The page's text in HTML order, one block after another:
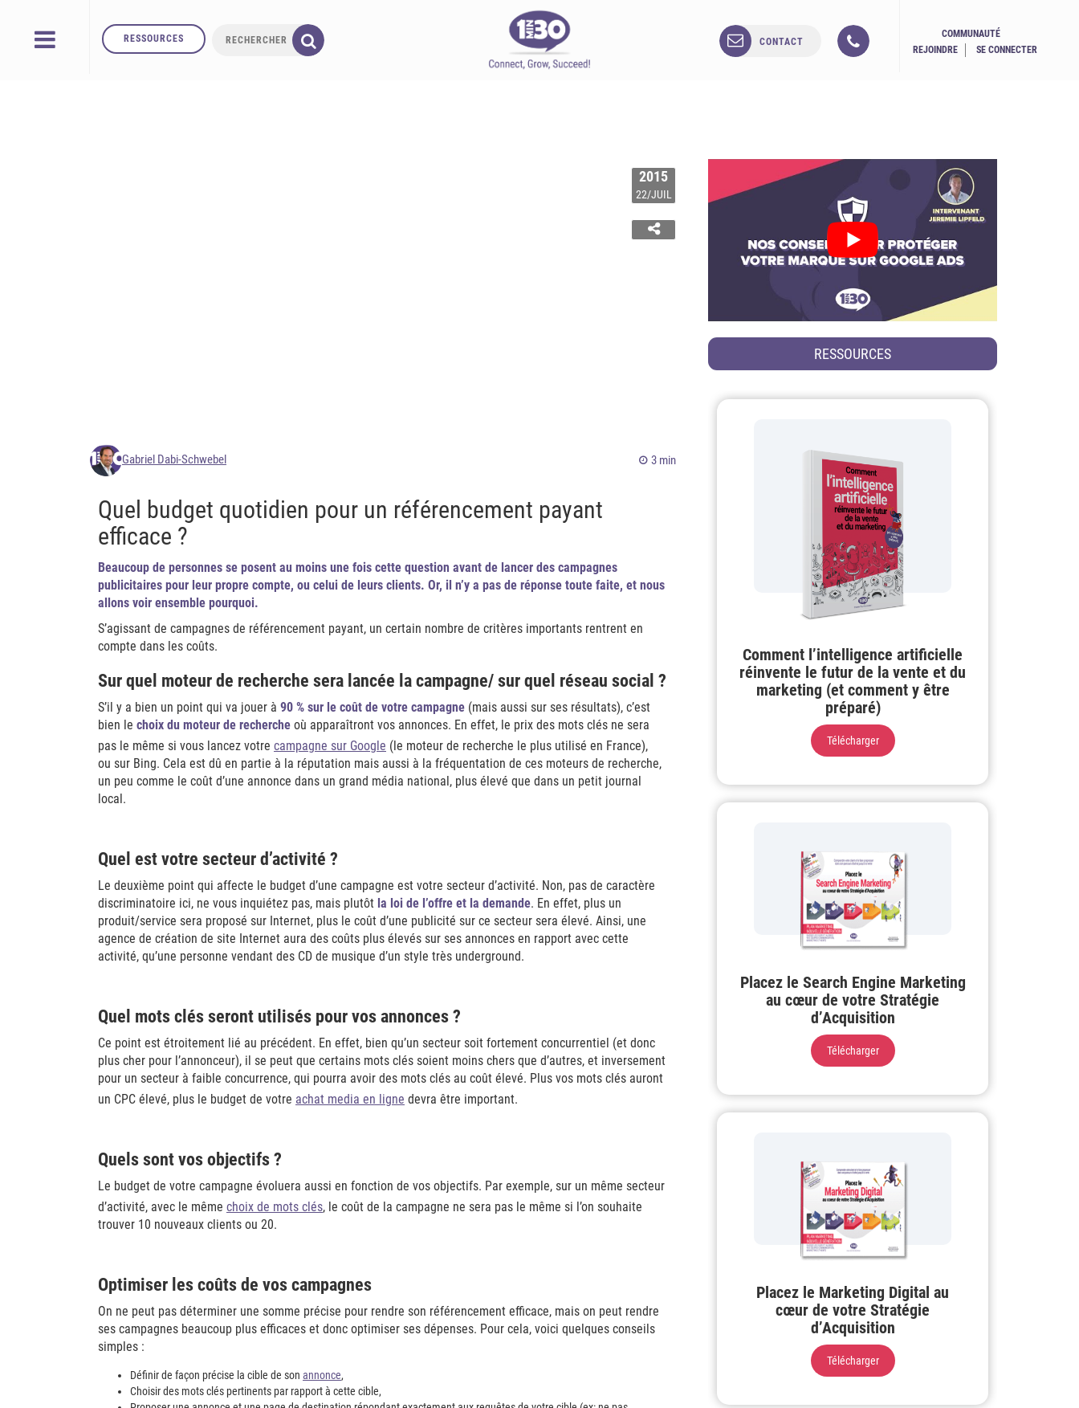
RESSOURCES CONTACT
COMMUNAUTÉ
REJOINDRE
SE CONNECTER
2015
22/JUIL
Gabriel Dabi-Schwebel 3 min
Quel budget quotidien pour un référencement payant
efficace ?
Beaucoup de personnes se posent au moins une fois cette question avant de lancer des campagnes
publicitaires pour leur propre compte, ou celui de leurs clients. Or, il n’y a pas de réponse toute faite, et nous
allons voir ensemble pourquoi.
S’agissant de campagnes de référencement payant, un certain nombre de critères importants rentrent en
compte dans les coûts.
Sur quel moteur de recherche sera lancée la campagne/ sur quel réseau social ?
S’il y a bien un point qui va jouer à 90 % sur le coût de votre campagne (mais aussi sur ses résultats), c’est
bien le choix du moteur de recherche où apparaîtront vos annonces. En effet, le prix des mots clés ne sera
pas le même si vous lancez votre campagne sur Google (le moteur de recherche le plus utilisé en France),
ou sur Bing. Cela est dû en partie à la réputation mais aussi à la fréquentation de ces moteurs de recherche,
un peu comme le coût d’une annonce dans un grand média national, plus élevé que dans un petit journal
local.
Quel est votre secteur d’activité ?
Le deuxième point qui affecte le budget d’une campagne est votre secteur d’activité. Non, pas de caractère
discriminatoire ici, ne vous inquiétez pas, mais plutôt la loi de l’offre et la demande. En effet, plus un
produit/service sera proposé sur Internet, plus le coût d’une publicité sur ce secteur sera élevé. Ainsi, une
agence de création de site Internet aura des coûts plus élevés sur ses annonces en rapport avec cette
activité, qu’une personne vendant des CD de musique d’un style très underground.
Quel mots clés seront utilisés pour vos annonces ?
Ce point est étroitement lié au précédent. En effet, bien qu’un secteur soit fortement concurrentiel (et donc
plus cher pour l’annonceur), il se peut que certains mots clés soient moins chers que d’autres, et inversement
pour un secteur à faible concurrence, qui pourra avoir des mots clés au coût élevé. Plus vos mots clés auront
un CPC élevé, plus le budget de votre achat media en ligne devra être important.
Quels sont vos objectifs ?
Le budget de votre campagne évoluera aussi en fonction de vos objectifs. Par exemple, sur un même secteur
d’activité, avec le même choix de mots clés, le coût de la campagne ne sera pas le même si l’on souhaite
trouver 10 nouveaux clients ou 20.
Optimiser les coûts de vos campagnes
On ne peut pas déterminer une somme précise pour rendre son référencement efficace, mais on peut rendre
ses campagnes beaucoup plus efficaces et donc optimiser ses dépenses. Pour cela, voici quelques conseils
simples :
Définir de façon précise la cible de son annonce,
Choisir des mots clés pertinents par rapport à cette cible,
RESSOURCES
Comment l’intelligence artificielle
réinvente le futur de la vente et du
marketing (et comment y être
préparé)
Télécharger
Placez le Search Engine Marketing
au cœur de votre Stratégie
d’Acquisition
Télécharger
Placez le Marketing Digital au
cœur de votre Stratégie
d’Acquisition
Télécharger